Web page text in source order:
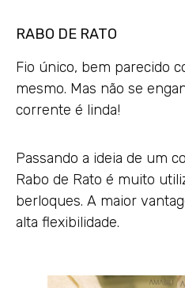
RABO DE RATO
Fio único, bem parecido
mesmo. Mas não se
corrente é linda!
Passando a ideia de um
Rabo de Rato é muito
berloques. A maior
alta flexibilidade.